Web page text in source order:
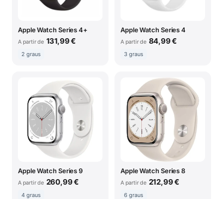
Apple Watch Series 4+
A partir de 131,99 €
2 graus
Apple Watch Series 4
A partir de 84,99 €
3 graus
Apple Watch Series 9
A partir de 260,99 €
4 graus
Apple Watch Series 8
A partir de 212,99 €
6 graus